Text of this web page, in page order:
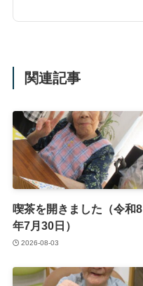
関連記事
喫茶を開きました（令和8
年7月30日）
2026-08-03